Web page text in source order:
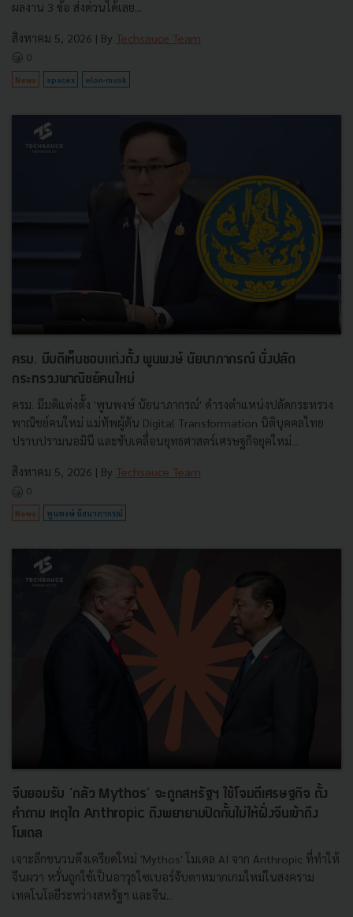
ผลงาน 3 ข้อ ส่งด่วนได้เลย...
สิงหาคม 5, 2026 | By Techsauce Team
0
News spacex elon-musk
ครม. มีมติเห็นชอบแต่งตั้ง พูนพงษ์ นัยนาภากรณ์ นั่งปลัด
กระทรวงพาณิชย์คนใหม่
ครม. มีมติแต่งตั้ง 'พูนพงษ์ นัยนาภากรณ์' ดำรงตำแหน่งปลัดกระทรวง
พาณิชย์คนใหม่ แม่ทัพผู้ดัน Digital Transformation นิติบุคคลไทย
ปราบปรามนอมินี และขับเคลื่อนยุทธศาสตร์เศรษฐกิจยุคใหม่...
สิงหาคม 5, 2026 | By Techsauce Team
0
News พูนพงษ์ นัยนาภากรณ์
จีนยอมรับ ‘กลัว Mythos’ จะถูกสหรัฐฯ ใช้โจมตีเศรษฐกิจ ตั้ง
คำถาม เหตุใด Anthropic ถึงพยายามปิดกั้นไม่ให้ฝั่งจีนเข้าถึง
โมเดล
เจาะลึกชนวนตึงเครียดใหม่ 'Mythos' โมเดล AI จาก Anthropic ที่ทำให้
จีนผวา หวั่นถูกใช้เป็นอาวุธไซเบอร์จับตาหมากเกมใหม่ในสงคราม
เทคโนโลยีระหว่างสหรัฐฯ และจีน...